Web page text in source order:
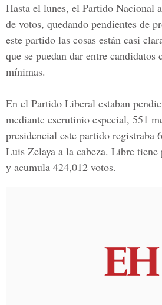
Hasta el lunes, el Partido Nacional
de votos, quedando pendientes de
este partido las cosas están casi
que se puedan dar entre candidatos
mínimas.
En el Partido Liberal estaban
mediante escrutinio especial, 551
presidencial este partido registraba
Luis Zelaya a la cabeza. Libre tiene
y acumula 424,012 votos.